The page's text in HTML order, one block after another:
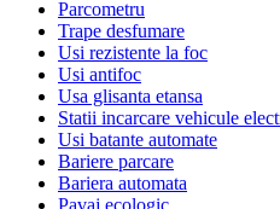
Parcometru
Trape desfumare
Usi rezistente la foc
Usi antifoc
Usa glisanta etansa
Statii incarcare vehicule
Usi batante automate
Bariere parcare
Bariera automata